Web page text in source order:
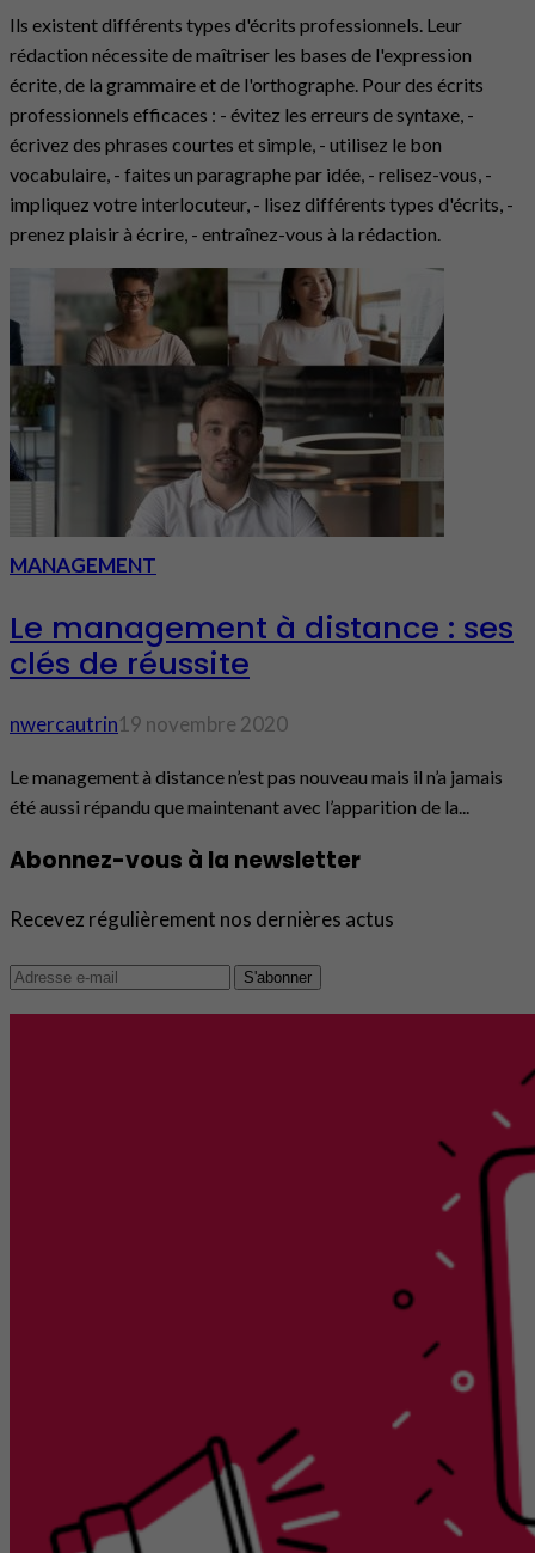
Ils existent différents types d'écrits professionnels. Leur
rédaction nécessite de maîtriser les bases de l'expression
écrite, de la grammaire et de l'orthographe. Pour des écrits
professionnels efficaces : - évitez les erreurs de syntaxe, -
écrivez des phrases courtes et simple, - utilisez le bon
vocabulaire, - faites un paragraphe par idée, - relisez-vous, -
impliquez votre interlocuteur, - lisez différents types d'écrits, -
prenez plaisir à écrire, - entraînez-vous à la rédaction.
MANAGEMENT
Le management à distance : ses
clés de réussite
nwercautrin19 novembre 2020
Le management à distance n’est pas nouveau mais il n’a jamais
été aussi répandu que maintenant avec l’apparition de la...
Abonnez-vous à la newsletter
Recevez régulièrement nos dernières actus
S'abonner